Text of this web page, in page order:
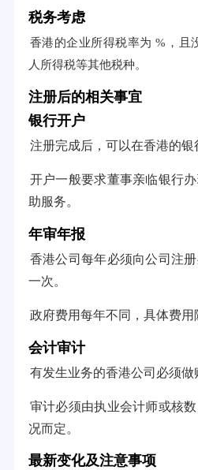
税务考虑
香港的企业所得税率为 %，且
人所得税等其他税种。
注册后的相关事宜
银行开户
注册完成后，可以在香港的银
开户一般要求董事亲临银行
助服务。
年审年报
香港公司每年必须向公司注
一次。
政府费用每年不同，具体费用
会计审计
有发生业务的香港公司必须做
审计必须由执业会计师或核
况而定。
最新变化及注意事项